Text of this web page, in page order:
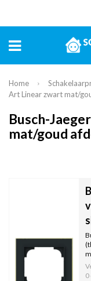
Home
Art Linear zwart mat/
Busch-
mat/goud
0